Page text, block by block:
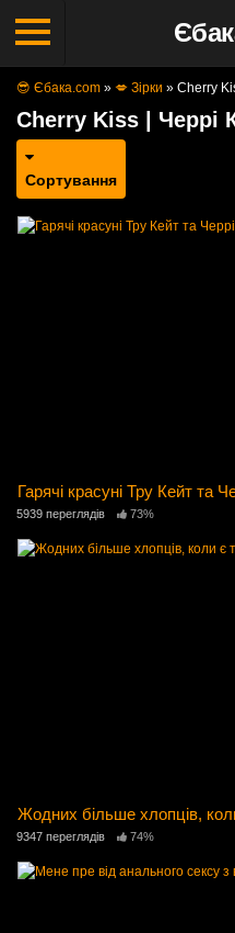
😎 Єбака.com » 💋 Зірки » Cherry
Cherry Kiss | Черрі
Сортування
Гарячі красуні Тру Кейт та
5939 переглядів 73%
Жодних більше хлопців,
9347 переглядів 74%